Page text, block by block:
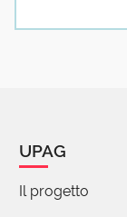
Se sbracare
Non vorrei
UPAG
Il progetto